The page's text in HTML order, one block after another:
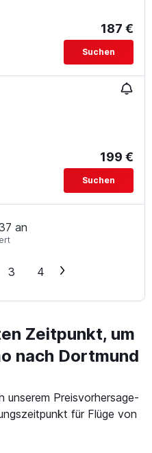
187 €
Suchen
199 €
Suchen
an
3 4
Zeitpunkt, um
nach Dortmund
unserem Preisvorhersage-
für Flüge von